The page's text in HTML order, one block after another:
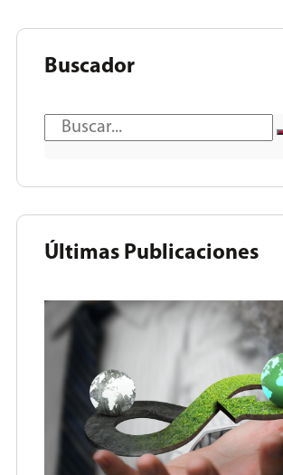
Buscador
Últimas Publicaciones